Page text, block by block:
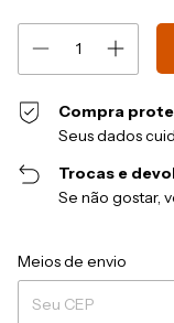
Compra
Seus dados
Trocas e
Se não gostar,
Entregas para o CEP:
Meios de envio